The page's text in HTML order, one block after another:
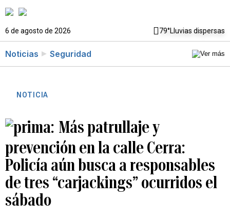
6 de agosto de 2026 79°Lluvias dispersas
Noticias Seguridad
NOTICIA
Más patrullaje y
prevención en la calle Cerra:
Policía aún busca a responsables
de tres “carjackings” ocurridos el
sábado